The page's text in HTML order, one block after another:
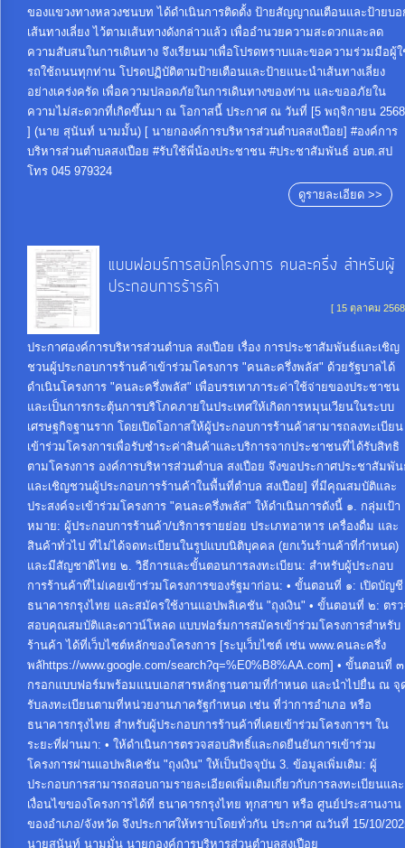
ของแขวงทางหลวงชนบท ได้ดำเนินการติดตั้ง ป้ายสัญญาณเตือนและป้ายบอ
เส้นทางเลี่ยง ไว้ตามเส้นทางดังกล่าวแล้ว เพื่ออำนวยความสะดวกและลด
ความสับสนในการเดินทาง จึงเรียนมาเพื่อโปรดทราบและขอความร่วมมือผู้
รถใช้ถนนทุกท่าน โปรดปฏิบัติตามป้ายเตือนและป้ายแนะนำเส้นทางเลี่ยง
อย่างเคร่งครัด เพื่อความปลอดภัยในการเดินทางของท่าน และขออภัยใน
ความไม่สะดวกที่เกิดขึ้นมา ณ โอกาสนี้ ประกาศ ณ วันที่ [5 พฤจิกายน 2568
] (นาย สุนันท์ นามมั้น) [ นายกองค์การบริหารส่วนตำบลสงเปือย] #องค์การ
บริหารส่วนตำบลสงเปือย #รับใช้พี่น้องประชาชน #ประชาสัมพันธ์ อบต.สป
โทร 045 979324
ดูรายละเอียด >>
แบบฟอมร์การสมัคโครงการ คนละครึ่ง สำหรับผู้
ประกอบการร้ารค้า
[ 15 ตุลาคม
ประกาศองค์การบริหารส่วนตำบล สงเปือย เรื่อง การประชาสัมพันธ์และเชิญ
ชวนผู้ประกอบการร้านค้าเข้าร่วมโครงการ "คนละครึ่งพลัส" ด้วยรัฐบาลได้
ดำเนินโครงการ "คนละครึ่งพลัส" เพื่อบรรเทาภาระค่าใช้จ่ายของประชาชน
และเป็นการกระตุ้นการบริโภคภายในประเทศให้เกิดการหมุนเวียนในระบบ
เศรษฐกิจฐานราก โดยเปิดโอกาสให้ผู้ประกอบการร้านค้าสามารถลงทะเบียน
เข้าร่วมโครงการเพื่อรับชำระค่าสินค้าและบริการจากประชาชนที่ได้รับสิทธิ
ตามโครงการ องค์การบริหารส่วนตำบล สงเปือย จึงขอประกาศประชาสัมพั
และเชิญชวนผู้ประกอบการร้านค้าในพื้นที่ตำบล สงเปือย] ที่มีคุณสมบัติและ
ประสงค์จะเข้าร่วมโครงการ "คนละครึ่งพลัส" ให้ดำเนินการดังนี้ ๑. กลุ่มเป้า
หมาย: ผู้ประกอบการร้านค้า/บริการรายย่อย ประเภทอาหาร เครื่องดื่ม และ
สินค้าทั่วไป ที่ไม่ได้จดทะเบียนในรูปแบบนิติบุคคล (ยกเว้นร้านค้าที่กำหนด)
และมีสัญชาติไทย ๒. วิธีการและขั้นตอนการลงทะเบียน: สำหรับผู้ประกอบ
การร้านค้าที่ไม่เคยเข้าร่วมโครงการของรัฐมาก่อน: • ขั้นตอนที่ ๑: เปิดบัญชี
ธนาคารกรุงไทย และสมัครใช้งานแอปพลิเคชัน "ถุงเงิน" • ขั้นตอนที่ ๒: ตร
สอบคุณสมบัติและดาวน์โหลด แบบฟอร์มการสมัครเข้าร่วมโครงการสำหรับ
ร้านค้า ได้ที่เว็บไซต์หลักของโครงการ [ระบุเว็บไซต์ เช่น www.คนละครึ่ง
พลัhttps://www.google.com/search?q=%E0%B8%AA.com] • ขั้นตอนที่
กรอกแบบฟอร์มพร้อมแนบเอกสารหลักฐานตามที่กำหนด และนำไปยื่น ณ จุ
รับลงทะเบียนตามที่หน่วยงานภาครัฐกำหนด เช่น ที่ว่าการอำเภอ หรือ
ธนาคารกรุงไทย สำหรับผู้ประกอบการร้านค้าที่เคยเข้าร่วมโครงการฯ ใน
ระยะที่ผ่านมา: • ให้ดำเนินการตรวจสอบสิทธิ์และกดยืนยันการเข้าร่วม
โครงการผ่านแอปพลิเคชัน "ถุงเงิน" ให้เป็นปัจจุบัน 3. ข้อมูลเพิ่มเติม: ผู้
ประกอบการสามารถสอบถามรายละเอียดเพิ่มเติมเกี่ยวกับการลงทะเบียนและ
เงื่อนไขของโครงการได้ที่ ธนาคารกรุงไทย ทุกสาขา หรือ ศูนย์ประสานงาน
ของอำเภอ/จังหวัด จึงประกาศให้ทราบโดยทั่วกัน ประกาศ ณวันที่ 15/10/
นายสุนันท์ นามมั่น นายกองค์การบริหารส่วนตำบลสงเปือย